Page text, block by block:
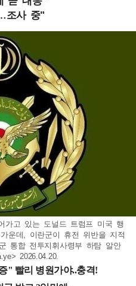
조사 중"
가고 있는 도널드 트럼프 미국 행
운데, 이란군이 휴전 위반을 지적
통합 전투지휘사령부 하탐 알안
2026.04.20.